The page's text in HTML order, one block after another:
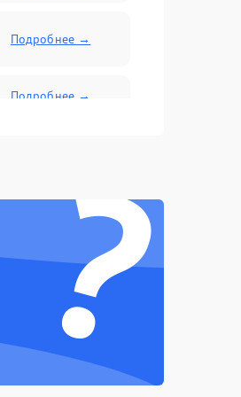
Подробнее →
Подробнее →
Подробнее →
?